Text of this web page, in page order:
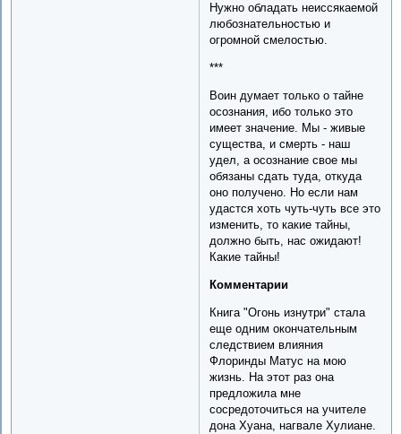
Нужно обладать неиссякаемой
любознательностью и
огромной смелостью.
***
Воин думает только о тайне
осознания, ибо только это
имеет значение. Мы - живые
существа, и смерть - наш
удел, а осознание свое мы
обязаны сдать туда, откуда
оно получено. Но если нам
удастся хоть чуть-чуть все это
изменить, то какие тайны,
должно быть, нас ожидают!
Какие тайны!
Комментарии
Книга "Огонь изнутри" стала
еще одним окончательным
следствием влияния
Флоринды Матус на мою
жизнь. На этот раз она
предложила мне
сосредоточиться на учителе
дона Хуана, нагвале Хулиане.